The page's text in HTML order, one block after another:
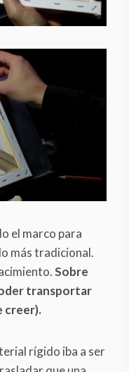
el marco para
más tradicional.
Sobre
transportar
creer).
rígido iba a ser